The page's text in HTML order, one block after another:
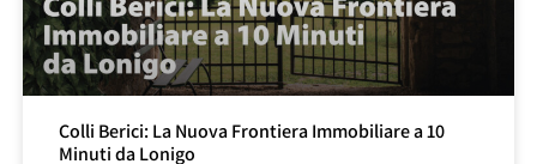
Colli Berici: La Nuova Frontiera Immobiliare a 10
Minuti da Lonigo